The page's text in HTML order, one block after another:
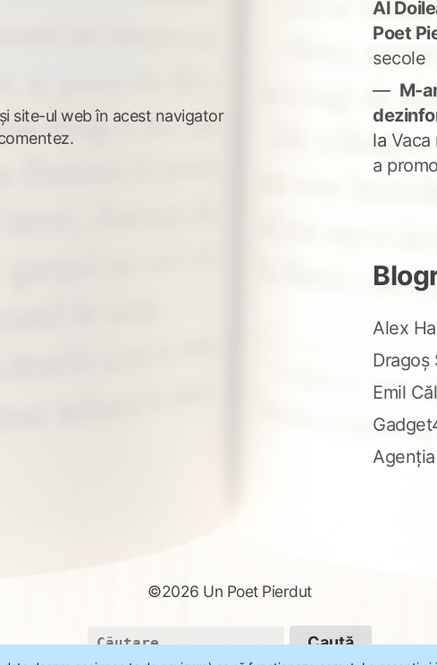
site-ul web în acest navigator
Al
Poet
secole
M-
la Vaca
a
Alex
Dragoș
Emil
©2026 Un Poet Pierdut
Caută